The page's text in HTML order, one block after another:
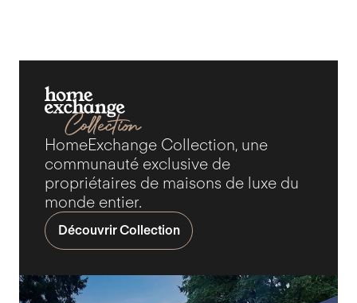
HomeExchange Collection, une
communauté exclusive de
propriétaires de maisons de luxe du
monde entier.
Découvrir Collection